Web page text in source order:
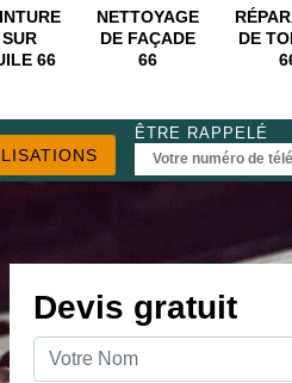
SUR
66
NETTOYAGE
DE FAÇADE
66
DE
ÊTRE RAPPELÉ
Devis gratuit